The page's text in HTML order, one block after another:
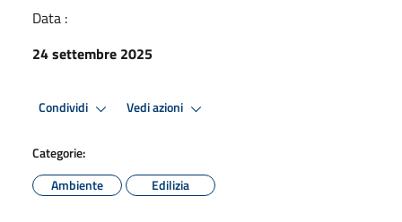
Data :
24 settembre 2025
Condividi Vedi azioni
Categorie:
Ambiente
Edilizia